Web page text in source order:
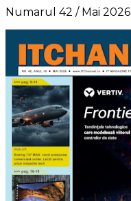
Numarul 42 / Mai 2026